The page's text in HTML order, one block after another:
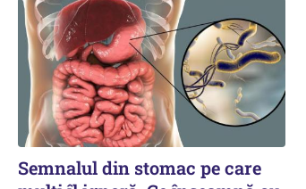
Semnalul din stomac pe care